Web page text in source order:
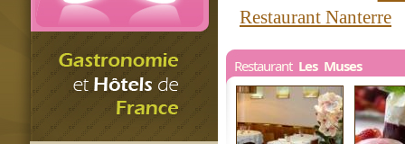
Restaurant Nanterre
Restaurant Les Muses